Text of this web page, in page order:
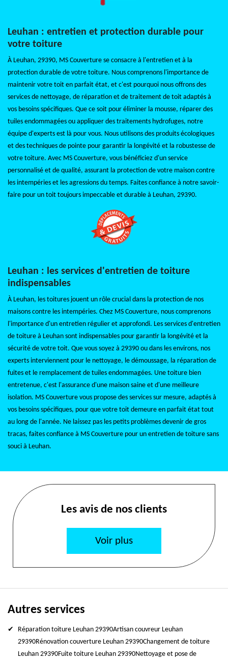
Leuhan : entretien et protection durable pour
votre toiture
À Leuhan, 29390, MS Couverture se consacre à l'entretien et à la
protection durable de votre toiture. Nous comprenons l'importance de
maintenir votre toit en parfait état, et c'est pourquoi nous offrons des
services de nettoyage, de réparation et de traitement de toit adaptés à
vos besoins spécifiques. Que ce soit pour éliminer la mousse, réparer des
tuiles endommagées ou appliquer des traitements hydrofuges, notre
équipe d'experts est là pour vous. Nous utilisons des produits écologiques
et des techniques de pointe pour garantir la longévité et la robustesse de
votre toiture. Avec MS Couverture, vous bénéficiez d'un service
personnalisé et de qualité, assurant la protection de votre maison contre
les intempéries et les agressions du temps. Faites confiance à notre savoir-
faire pour un toit toujours impeccable et durable à Leuhan, 29390.
Leuhan : les services d'entretien de toiture
indispensables
À Leuhan, les toitures jouent un rôle crucial dans la protection de nos
maisons contre les intempéries. Chez MS Couverture, nous comprenons
l'importance d'un entretien régulier et approfondi. Les services d'entretien
de toiture à Leuhan sont indispensables pour garantir la longévité et la
sécurité de votre toit. Que vous soyez à 29390 ou dans les environs, nos
experts interviennent pour le nettoyage, le démoussage, la réparation de
fuites et le remplacement de tuiles endommagées. Une toiture bien
entretenue, c'est l'assurance d'une maison saine et d'une meilleure
isolation. MS Couverture vous propose des services sur mesure, adaptés à
vos besoins spécifiques, pour que votre toit demeure en parfait état tout
au long de l'année. Ne laissez pas les petits problèmes devenir de gros
tracas, faites confiance à MS Couverture pour un entretien de toiture sans
souci à Leuhan.
Les avis de nos clients
Voir plus
Autres services
Réparation toiture Leuhan 29390Artisan couvreur Leuhan
29390Rénovation couverture Leuhan 29390Changement de toiture
Leuhan 29390Fuite toiture Leuhan 29390Nettoyage et pose de